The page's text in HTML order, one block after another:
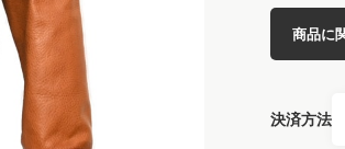
商品に
決済方法